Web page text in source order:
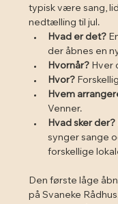
typisk være sang,
nedtælling til jul.
Hvad er det?
der åbnes en
Hvornår? Hver
Hvor?
Hvem
Venner.
Hvad sker der?
synger sange
forskellige
Den første låge
på Svaneke